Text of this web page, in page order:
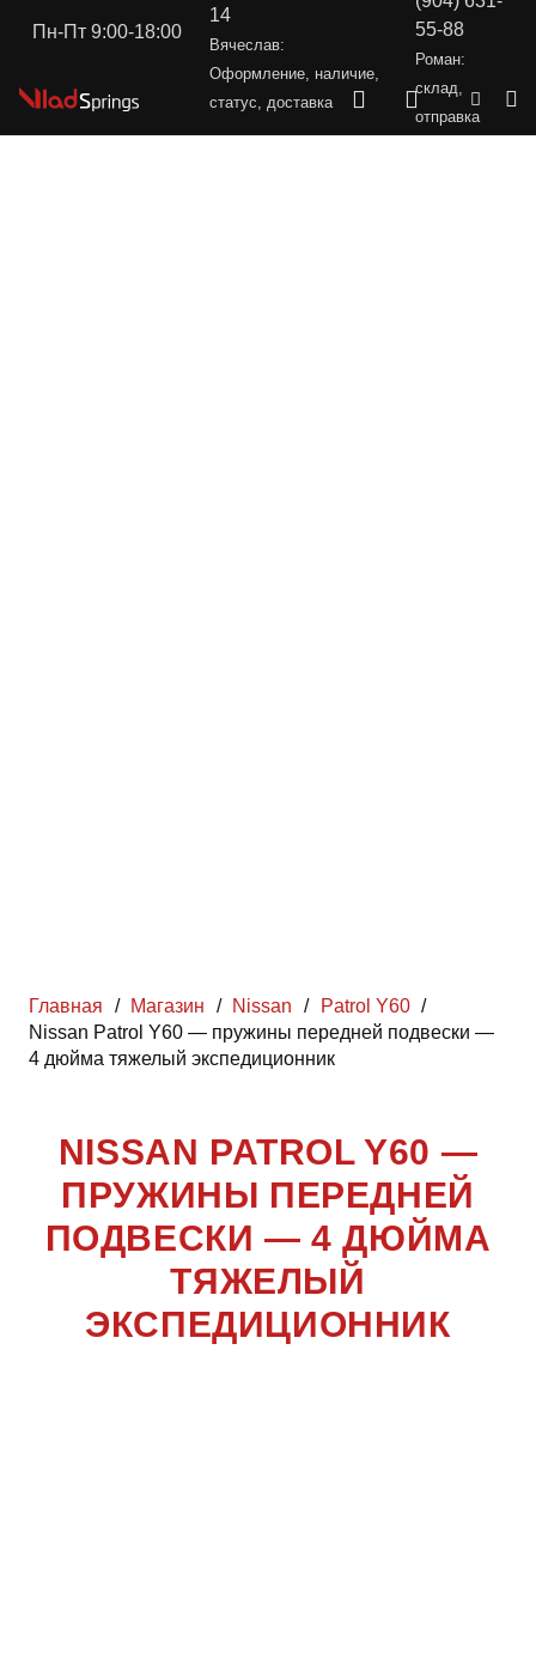
Пн-Пт 9:00-18:00
14
Вячеслав:
Оформление, наличие,
статус, доставка
55-88
Роман:
склад,
отправка
Главная / Магазин / Nissan / Patrol Y60 /
Nissan Patrol Y60 — пружины передней подвески —
4 дюйма тяжелый экспедиционник
NISSAN PATROL Y60 —
ПРУЖИНЫ ПЕРЕДНЕЙ
ПОДВЕСКИ — 4 ДЮЙМА
ТЯЖЕЛЫЙ
ЭКСПЕДИЦИОННИК